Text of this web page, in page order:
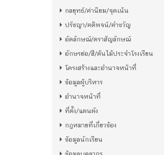
กลยุทธ์/ค่านิยม/จุดเน้น
ปรัชญา/คติพจน์/คำขวัญ
อัตลักษณ์/ตราสัญลักษณ์
อักษรย่อ/สี/ต้นไม้ประจำโรงเรียน
โครงสร้างและอำนาจหน้าที่
ข้อมูลผู้บริหาร
อำนาจหน้าที่
ที่ตั้ง/แผนผัง
กฎหมายที่เกี่ยวข้อง
ข้อมูลนักเรียน